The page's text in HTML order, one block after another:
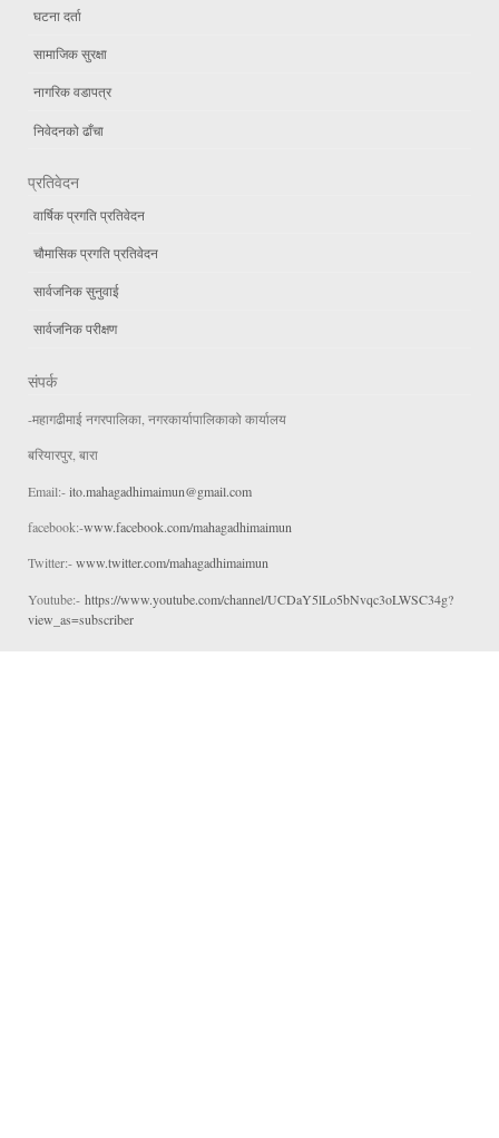
घटना दर्ता
सामाजिक सुरक्षा
नागरिक वडापत्र
निवेदनको ढाँचा
प्रतिवेदन
वार्षिक प्रगति प्रतिवेदन
चौमासिक प्रगति प्रतिवेदन
सार्वजनिक सुनुवाई
सार्वजनिक परीक्षण
संपर्क
-महागढीमाई नगरपालिका, नगरकार्यापालिकाको कार्यालय
बरियारपुर, बारा
Email:-ito.mahagadhimaimun@gmail.com
facebook:-www.facebook.com/mahagadhimaimun
Twitter:-www.twitter.com/mahagadhimaimun
Youtube:- https://www.youtube.com/channel/UCDaY5lLo5bNvqc3oLWSC34g?
view_as=subscriber